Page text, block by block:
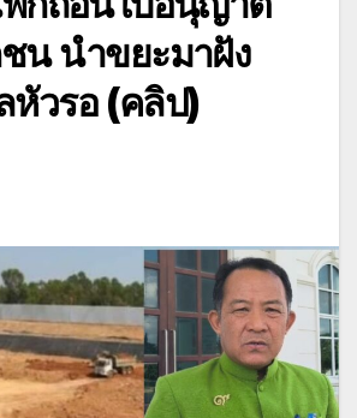
น นำขยะมาฝัง
หัวรอ (คลิป)